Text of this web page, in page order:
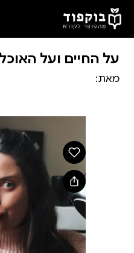
דלג לתוכן הראשי
על החיים ועל האוכל
מאת: